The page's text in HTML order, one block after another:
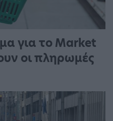
για το Market
οι πληρωμές